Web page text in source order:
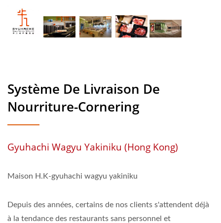
Système De Livraison De
Nourriture-Cornering
Gyuhachi Wagyu Yakiniku (Hong Kong)
Maison H.K-gyuhachi wagyu yakiniku
Depuis des années, certains de nos clients s'attendent déjà
à la tendance des restaurants sans personnel et